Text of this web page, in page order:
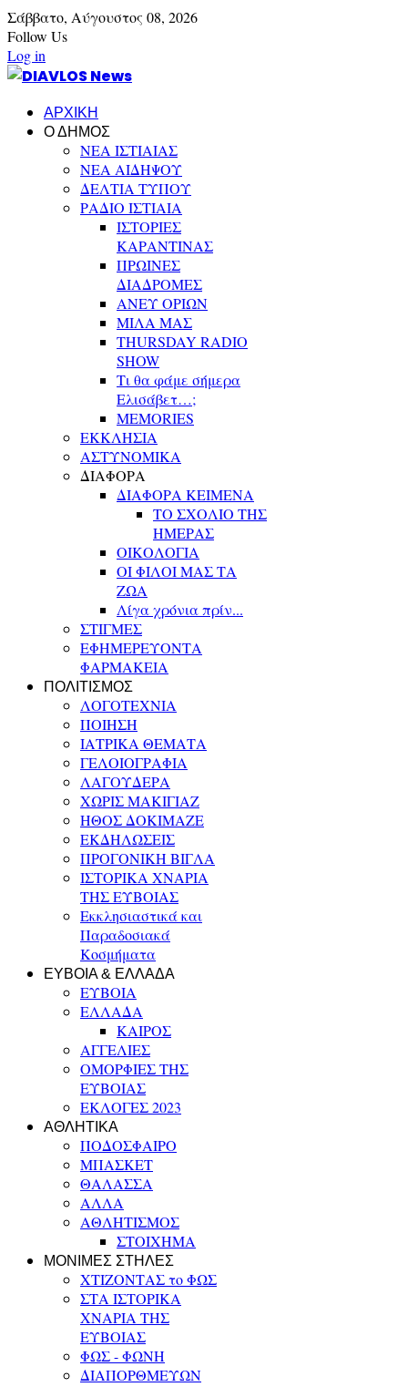
Σάββατο, Αύγουστος 08, 2026
Follow Us
Log in
ΑΡΧΙΚΗ
Ο ΔΗΜΟΣ
ΝΕΑ ΙΣΤΙΑΙΑΣ
ΝΕΑ ΑΙΔΗΨΟΥ
ΔΕΛΤΙΑ ΤΥΠΟΥ
ΡΑΔΙΟ ΙΣΤΙΑΙΑ
ΙΣΤΟΡΙΕΣ
ΚΑΡΑΝΤΙΝΑΣ
ΠΡΩΙΝΕΣ
ΔΙΑΔΡΟΜΕΣ
ΑΝΕΥ ΟΡΙΩΝ
ΜΙΛΑ ΜΑΣ
THURSDAY RADIO
SHOW
Τι θα φάμε σήμερα
Ελισάβετ…;
MEMORIES
ΕΚΚΛΗΣΙΑ
ΑΣΤΥΝΟΜΙΚΑ
ΔΙΑΦΟΡΑ
ΔΙΑΦΟΡΑ ΚΕΙΜΕΝΑ
ΤΟ ΣΧΟΛΙΟ ΤΗΣ
ΗΜΕΡΑΣ
ΟΙΚΟΛΟΓΙΑ
ΟΙ ΦΙΛΟΙ ΜΑΣ ΤΑ
ΖΩΑ
Λίγα χρόνια πρίν...
ΣΤΙΓΜΕΣ
ΕΦΗΜΕΡΕΥΟΝΤΑ
ΦΑΡΜΑΚΕΙΑ
ΠΟΛΙΤΙΣΜΟΣ
ΛΟΓΟΤΕΧΝΙΑ
ΠΟΙΗΣΗ
ΙΑΤΡΙΚΑ ΘΕΜΑΤΑ
ΓΕΛΟΙΟΓΡΑΦΙΑ
ΛΑΓΟΥΔΕΡΑ
ΧΩΡΙΣ ΜΑΚΙΓΙΑΖ
ΗΘΟΣ ΔΟΚΙΜΑΖΕ
ΕΚΔΗΛΩΣΕΙΣ
ΠΡΟΓΟΝΙΚΗ ΒΙΓΛΑ
ΙΣΤΟΡΙΚΑ ΧΝΑΡΙΑ
ΤΗΣ ΕΥΒΟΙΑΣ
Εκκλησιαστικά και
Παραδοσιακά
Κοσμήματα
ΕΥΒΟΙΑ & ΕΛΛΑΔΑ
ΕΥΒΟΙΑ
ΕΛΛΑΔΑ
ΚΑΙΡΟΣ
ΑΓΓΕΛΙΕΣ
ΟΜΟΡΦΙΕΣ ΤΗΣ
ΕΥΒΟΙΑΣ
ΕΚΛΟΓΕΣ 2023
ΑΘΛΗΤΙΚΑ
ΠΟΔΟΣΦΑΙΡΟ
ΜΠΑΣΚΕΤ
ΘΑΛΑΣΣΑ
ΑΛΛΑ
ΑΘΛΗΤΙΣΜΟΣ
ΣΤΟΙΧΗΜΑ
ΜΟΝΙΜΕΣ ΣΤΗΛΕΣ
ΧΤΙΖΟΝΤΑΣ το ΦΩΣ
ΣΤΑ ΙΣΤΟΡΙΚΑ
ΧΝΑΡΙΑ ΤΗΣ
ΕΥΒΟΙΑΣ
ΦΩΣ - ΦΩΝΗ
ΔΙΑΠΟΡΘΜΕΥΩΝ